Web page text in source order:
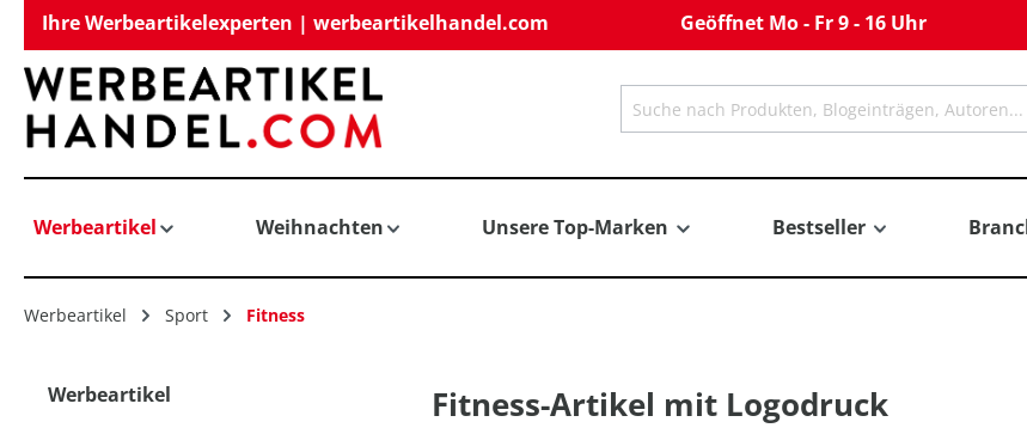
Zur Hauptnavigation springen
Ihre Werbeartikelexperten | werbeartikelhandel.com Geöffnet Mo - Fr 9 - 16 Uhr
Werbeartikel Weihnachten Unsere Top-Marken Bestseller
Werbeartikel Sport Fitness
Fitness-Artikel mit Logodruck
Werbeartikel